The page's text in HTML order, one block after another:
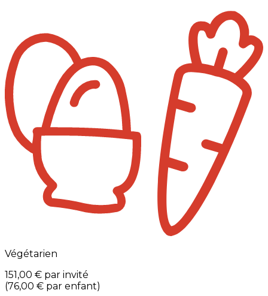
Végétarien
151,00 € par invité
(76,00 € par enfant)